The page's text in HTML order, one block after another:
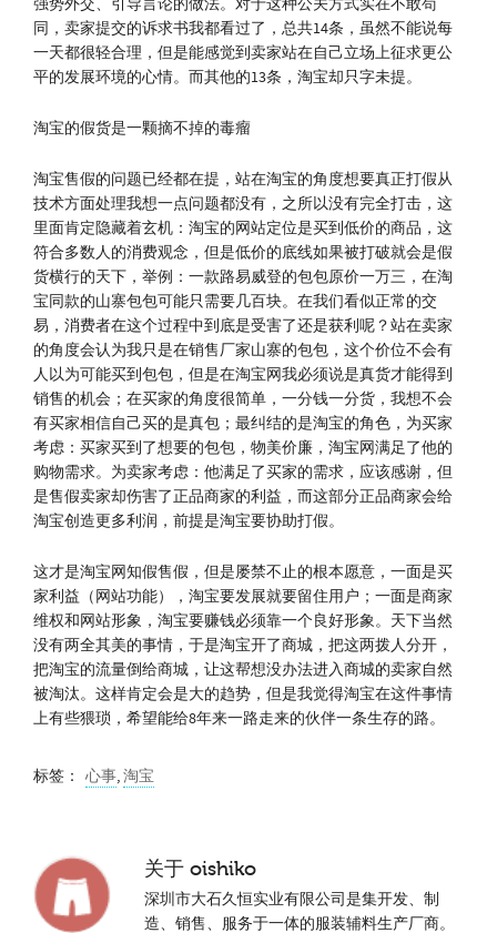
强势外交、引导言论的做法。对于这种公关方式实在不敢苟
同，卖家提交的诉求书我都看过了，总共14条，虽然不能说每
一天都很轻合理，但是能感觉到卖家站在自己立场上征求更公
平的发展环境的心情。而其他的13条，淘宝却只字未提。
淘宝的假货是一颗摘不掉的毒瘤
淘宝售假的问题已经都在提，站在淘宝的角度想要真正打假从
技术方面处理我想一点问题都没有，之所以没有完全打击，这
里面肯定隐藏着玄机：淘宝的网站定位是买到低价的商品，这
符合多数人的消费观念，但是低价的底线如果被打破就会是假
货横行的天下，举例：一款路易威登的包包原价一万三，在淘
宝同款的山寨包包可能只需要几百块。在我们看似正常的交
易，消费者在这个过程中到底是受害了还是获利呢？站在卖家
的角度会认为我只是在销售厂家山寨的包包，这个价位不会有
人以为可能买到包包，但是在淘宝网我必须说是真货才能得到
销售的机会；在买家的角度很简单，一分钱一分货，我想不会
有买家相信自己买的是真包；最纠结的是淘宝的角色，为买家
考虑：买家买到了想要的包包，物美价廉，淘宝网满足了他的
购物需求。为卖家考虑：他满足了买家的需求，应该感谢，但
是售假卖家却伤害了正品商家的利益，而这部分正品商家会给
淘宝创造更多利润，前提是淘宝要协助打假。
这才是淘宝网知假售假，但是屡禁不止的根本愿意，一面是买
家利益（网站功能），淘宝要发展就要留住用户；一面是商家
维权和网站形象，淘宝要赚钱必须靠一个良好形象。天下当然
没有两全其美的事情，于是淘宝开了商城，把这两拨人分开，
把淘宝的流量倒给商城，让这帮想没办法进入商城的卖家自然
被淘汰。这样肯定会是大的趋势，但是我觉得淘宝在这件事情
上有些猥琐，希望能给8年来一路走来的伙伴一条生存的路。
标签： 心事,淘宝
关于 oishiko
深圳市大石久恒实业有限公司是集开发、制
造、销售、服务于一体的服装辅料生产厂商。